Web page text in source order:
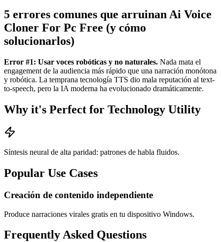
5 errores comunes que arruinan Ai Voice
Cloner For Pc Free (y cómo
solucionarlos)
Error #1: Usar voces robóticas y no naturales. Nada mata el
engagement de la audiencia más rápido que una narración monótona
y robótica. La temprana tecnología TTS dio mala reputación al text-
to-speech, pero la IA moderna ha evolucionado dramáticamente.
Why it's Perfect for Technology Utility
Síntesis neural de alta paridad: patrones de habla fluidos.
Popular Use Cases
Creación de contenido independiente
Produce narraciones virales gratis en tu dispositivo Windows.
Frequently Asked Questions